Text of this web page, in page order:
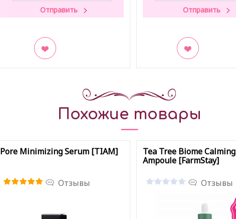
Похожие товары
Pore Minimizing Serum [TIAM]
Отзывы
Tea Tree Biome Calming
Ampoule [FarmStay]
Отзывы